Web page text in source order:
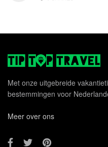
Met onze uitgebreide
bestemmingen voor
Meer over ons